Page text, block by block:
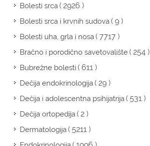
Bolesti srca( 2926 )
Bolesti srca i krvnih sudova( 9 )
Bolesti uha, grla i nosa( 7717 )
Bračno i porodično savetovalište( 254 )
Bubrežne bolesti( 611 )
Dečija endokrinologija( 29 )
Dečija i adolescentna psihijatrija( 531 )
Dečija ortopedija( 2 )
Dermatologija( 5211 )